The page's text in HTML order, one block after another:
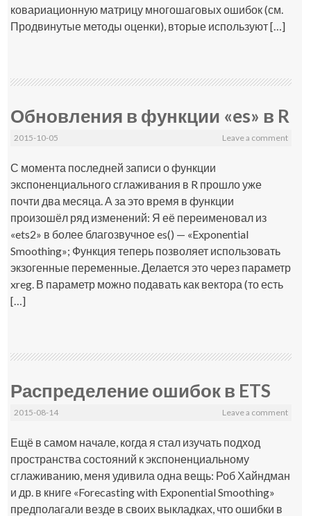
ковариационную матрицу многошаговых ошибок (см.
Продвинутые методы оценки), вторые используют […]
Обновления в функции «es» в R
2015-10-05 Leave a comment
С момента последней записи о функции
экспоненциального сглаживания в R прошло уже
почти два месяца. А за это время в функции
произошёл ряд изменений: Я её переименовал из
«ets2» в более благозвучное es() — «Exponential
Smoothing»; Функция теперь позволяет использовать
экзогенные переменные. Делается это через параметр
xreg. В параметр можно подавать как вектора (то есть
[…]
Распределение ошибок в ETS
2015-08-14 Leave a comment
Ещё в самом начале, когда я стал изучать подход
пространства состояний к экспоненциальному
сглаживанию, меня удивила одна вещь: Роб Хайндман
и др. в книге «Forecasting with Exponential Smoothing»
предполагали везде в своих выкладках, что ошибки в